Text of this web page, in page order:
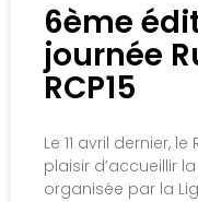
6ème
journée
RCP15
Le 11 avril dernier,
plaisir d’accueillir
organisée par la